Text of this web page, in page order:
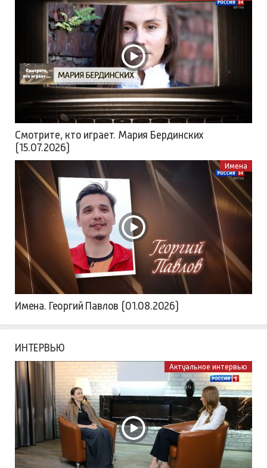
Смотрите, кто играет. Мария Бердинских
(15.07.2026)
Имена
Имена. Георгий Павлов (01.08.2026)
ИНТЕРВЬЮ
Актуальное интервью